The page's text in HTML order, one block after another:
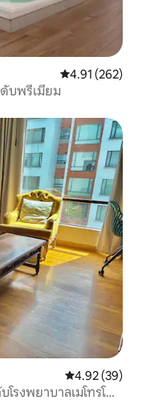
คะแนนเฉลี่ย
4.91 (262)
บพรีเมียม
คะแนนเฉลี่ย
4.92 (39)
รงพยาบาลเมโทรโพลิ